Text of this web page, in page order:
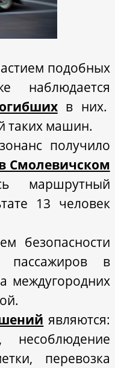
подобных
наблюдается
в них.
таких машин.
получило
Смолевичском
маршрутный
13 человек
безопасности
пассажиров в
междугородних
являются:
несоблюдение
перевозка